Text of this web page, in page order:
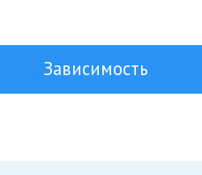
Зависимость